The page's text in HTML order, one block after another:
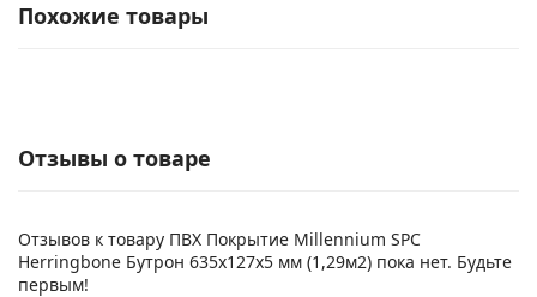
Похожие товары
Отзывы о товаре
Отзывов к товару ПВХ Покрытие Millennium SPC
Herringbone Бутрон 635x127x5 мм (1,29м2) пока нет. Будьте
первым!